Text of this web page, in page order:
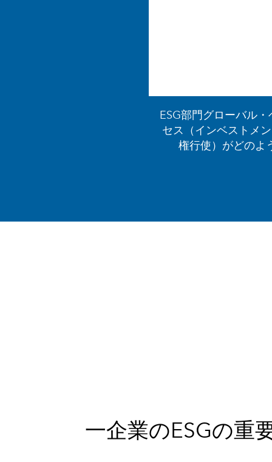
ESG部門グローバル
セス（インベストメ
権行使）がどのよ
一企業のESGの重